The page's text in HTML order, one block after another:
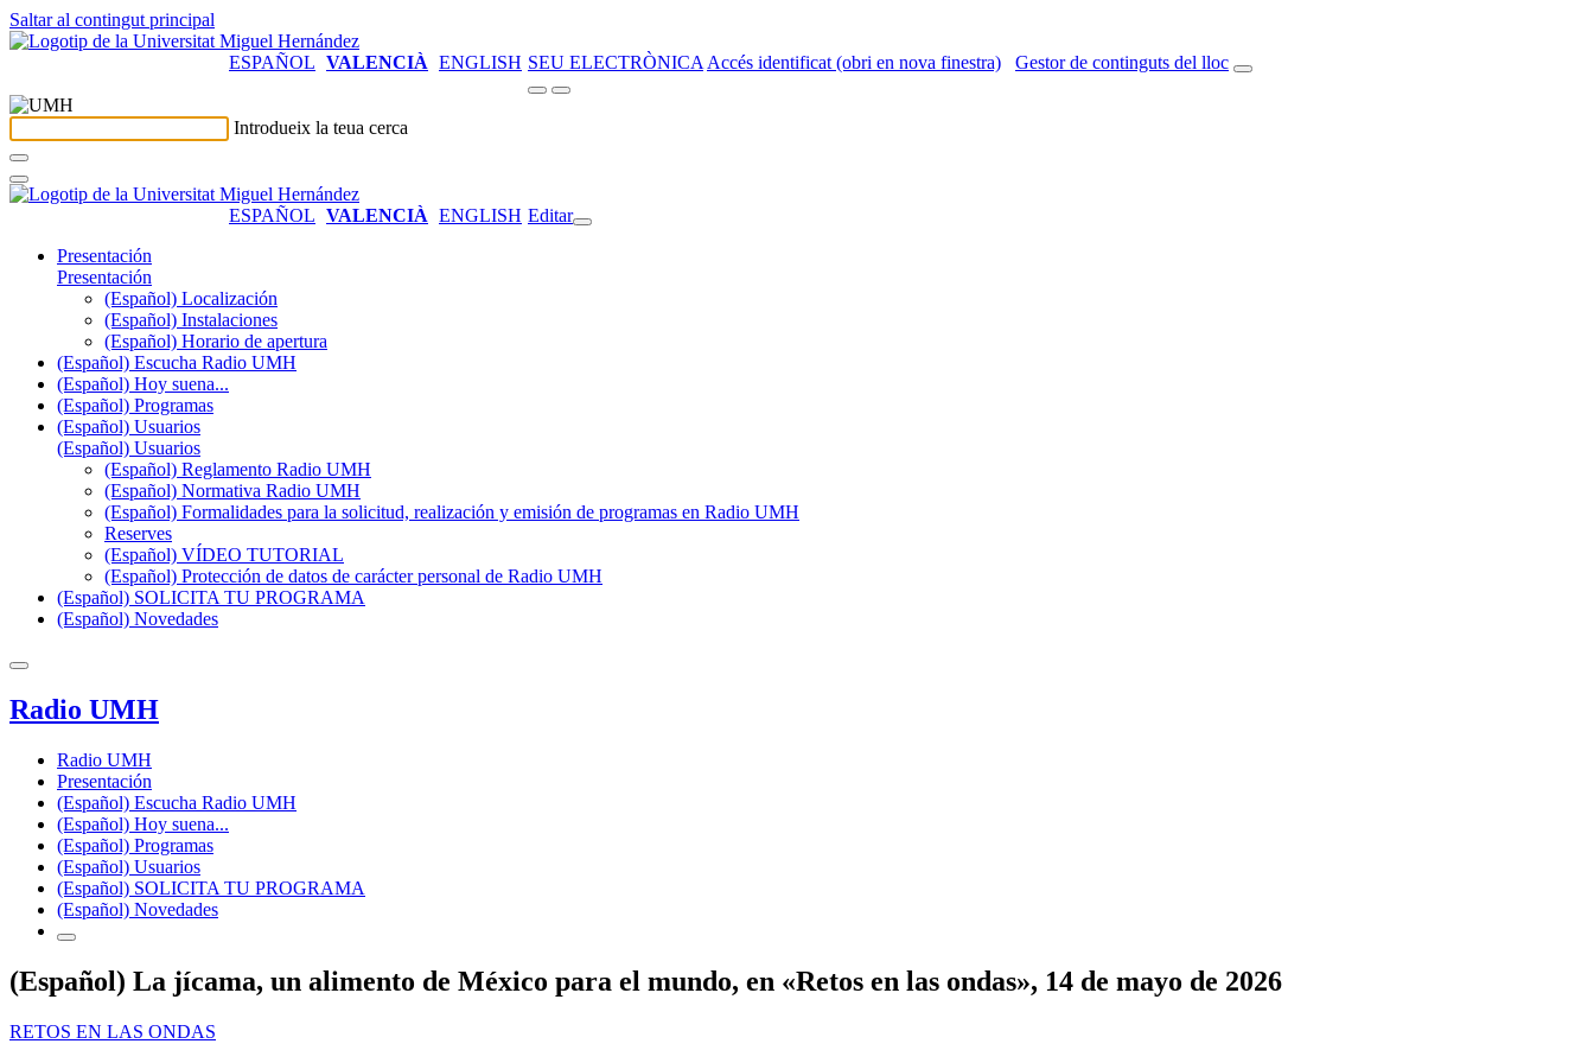
Saltar al contingut principal
ESPAÑOL VALENCIÀ ENGLISH SEU ELECTRÒNICA Accés identificat (obri en nova finestra) Gestor de continguts del lloc
Introdueix la teua cerca
ESPAÑOL VALENCIÀ ENGLISH Editar
Presentación
Presentación
(Español) Localización
(Español) Instalaciones
(Español) Horario de apertura
(Español) Escucha Radio UMH
(Español) Hoy suena...
(Español) Programas
(Español) Usuarios
(Español) Usuarios
(Español) Reglamento Radio UMH
(Español) Normativa Radio UMH
(Español) Formalidades para la solicitud, realización y emisión de programas en Radio UMH
Reserves
(Español) VÍDEO TUTORIAL
(Español) Protección de datos de carácter personal de Radio UMH
(Español) SOLICITA TU PROGRAMA
(Español) Novedades
Radio UMH
Radio UMH
Presentación
(Español) Escucha Radio UMH
(Español) Hoy suena...
(Español) Programas
(Español) Usuarios
(Español) SOLICITA TU PROGRAMA
(Español) Novedades
(Español) La jícama, un alimento de México para el mundo, en «Retos en las ondas», 14 de mayo de 2026
RETOS EN LAS ONDAS